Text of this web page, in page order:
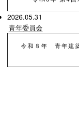
2026.05.31
青年委員会
令和８年 青年建